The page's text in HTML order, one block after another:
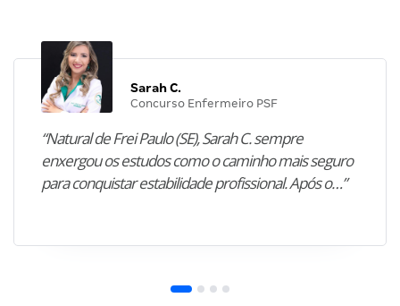
Sarah C.
Concurso Enfermeiro PSF
“Natural de Frei Paulo (SE), Sarah C. sempre
enxergou os estudos como o caminho mais seguro
para conquistar estabilidade profissional. Após o…”